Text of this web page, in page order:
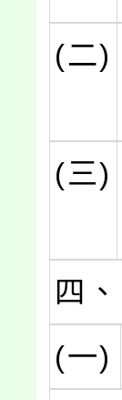
(二)
(三)
四、
(一)